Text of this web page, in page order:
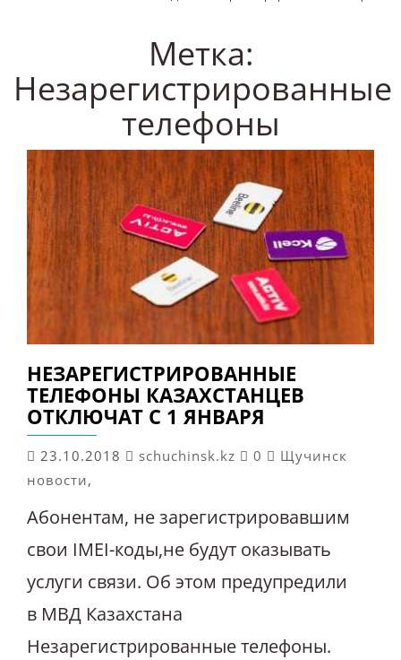
Метка:
Незарегистрированные
телефоны
НЕЗАРЕГИСТРИРОВАННЫЕ
ТЕЛЕФОНЫ КАЗАХСТАНЦЕВ
ОТКЛЮЧАТ C 1 ЯНВАРЯ
23.10.2018 schuchinsk.kz 0
Щучинск
новости,
Абонентам, не зарегистрировавшим
свои IMEI-коды,не будут оказывать
услуги связи. Об этом предупредили
в МВД Казахстана
Незарегистрированные телефоны.